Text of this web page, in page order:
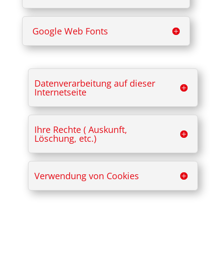
Google Web Fonts
Datenverarbeitung auf dieser
Internetseite
Ihre Rechte ( Auskunft,
Löschung, etc.)
Verwendung von Cookies